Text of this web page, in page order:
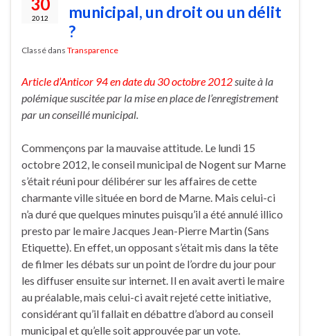
30
2012
municipal, un droit ou un délit
?
Classé dans Transparence
Article d’Anticor 94 en date du 30 octobre 2012suite à la
polémique suscitée par la mise en place de l’enregistrement
par un conseillé municipal.
Commençons par la mauvaise attitude. Le lundi 15
octobre 2012, le conseil municipal de Nogent sur Marne
s’était réuni pour délibérer sur les affaires de cette
charmante ville située en bord de Marne. Mais celui-ci
n’a duré que quelques minutes puisqu’il a été annulé illico
presto par le maire Jacques Jean-Pierre Martin (Sans
Etiquette). En effet, un opposant s’était mis dans la tête
de filmer les débats sur un point de l’ordre du jour pour
les diffuser ensuite sur internet. Il en avait averti le maire
au préalable, mais celui-ci avait rejeté cette initiative,
considérant qu’il fallait en débattre d’abord au conseil
municipal et qu’elle soit approuvée par un vote.